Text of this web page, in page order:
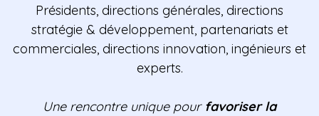
Présidents, directions générales, directions
stratégie & développement, partenariats et
commerciales, directions innovation, ingénieurs et
experts.
Une rencontre unique pour favoriser la